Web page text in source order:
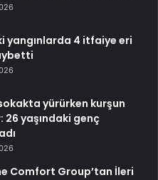
yangınlarda 4 itfaiye eri
yürürken kurşun
26 yaşındaki genç
Comfort Group’tan İleri